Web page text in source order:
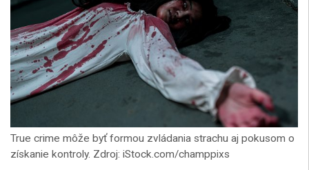
True crime môže byť formou zvládania strachu aj pokusom o
získanie kontroly. Zdroj: iStock.com/champpixs